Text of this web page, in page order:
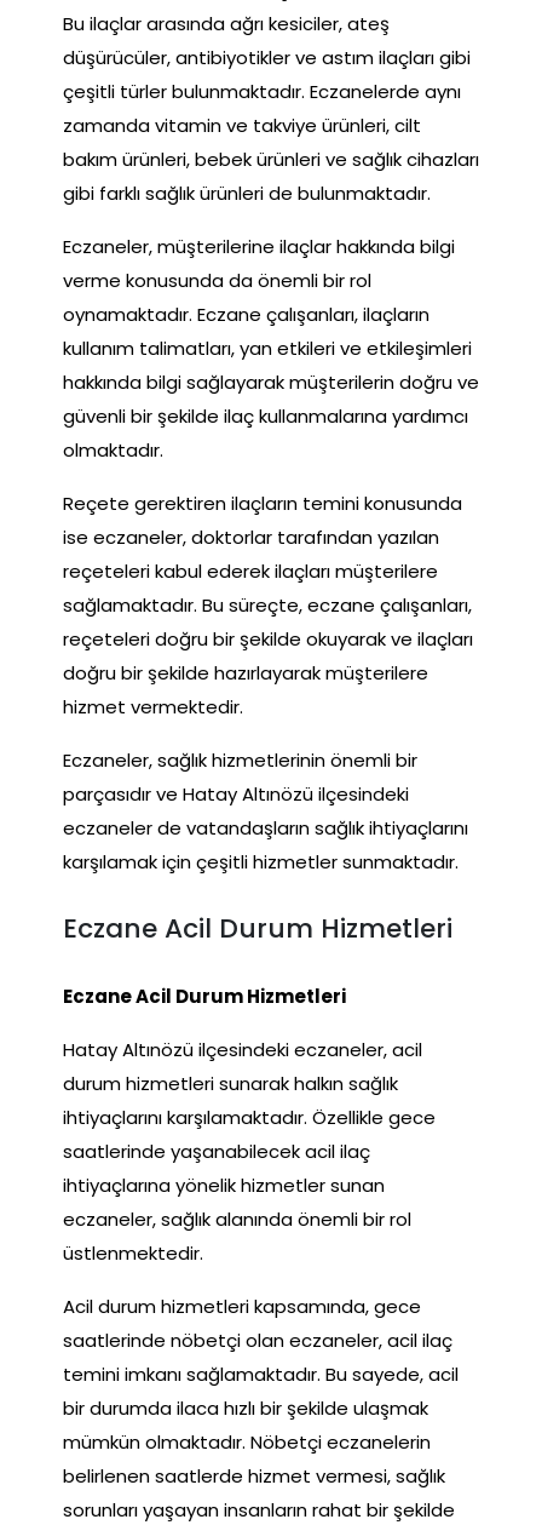
Bu ilaçlar arasında ağrı kesiciler, ateş
düşürücüler, antibiyotikler ve astım ilaçları gibi
çeşitli türler bulunmaktadır. Eczanelerde aynı
zamanda vitamin ve takviye ürünleri, cilt
bakım ürünleri, bebek ürünleri ve sağlık cihazları
gibi farklı sağlık ürünleri de bulunmaktadır.
Eczaneler, müşterilerine ilaçlar hakkında bilgi
verme konusunda da önemli bir rol
oynamaktadır. Eczane çalışanları, ilaçların
kullanım talimatları, yan etkileri ve etkileşimleri
hakkında bilgi sağlayarak müşterilerin doğru ve
güvenli bir şekilde ilaç kullanmalarına yardımcı
olmaktadır.
Reçete gerektiren ilaçların temini konusunda
ise eczaneler, doktorlar tarafından yazılan
reçeteleri kabul ederek ilaçları müşterilere
sağlamaktadır. Bu süreçte, eczane çalışanları,
reçeteleri doğru bir şekilde okuyarak ve ilaçları
doğru bir şekilde hazırlayarak müşterilere
hizmet vermektedir.
Eczaneler, sağlık hizmetlerinin önemli bir
parçasıdır ve Hatay Altınözü ilçesindeki
eczaneler de vatandaşların sağlık ihtiyaçlarını
karşılamak için çeşitli hizmetler sunmaktadır.
Eczane Acil Durum Hizmetleri
Eczane Acil Durum Hizmetleri
Hatay Altınözü ilçesindeki eczaneler, acil
durum hizmetleri sunarak halkın sağlık
ihtiyaçlarını karşılamaktadır. Özellikle gece
saatlerinde yaşanabilecek acil ilaç
ihtiyaçlarına yönelik hizmetler sunan
eczaneler, sağlık alanında önemli bir rol
üstlenmektedir.
Acil durum hizmetleri kapsamında, gece
saatlerinde nöbetçi olan eczaneler, acil ilaç
temini imkanı sağlamaktadır. Bu sayede, acil
bir durumda ilaca hızlı bir şekilde ulaşmak
mümkün olmaktadır. Nöbetçi eczanelerin
belirlenen saatlerde hizmet vermesi, sağlık
sorunları yaşayan insanların rahat bir şekilde